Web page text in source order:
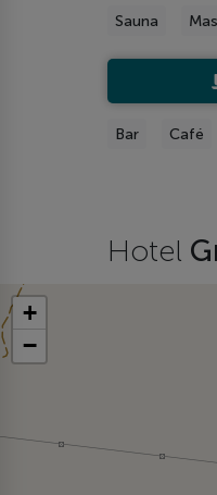
Sauna
Bar Café
Hotel
+
−